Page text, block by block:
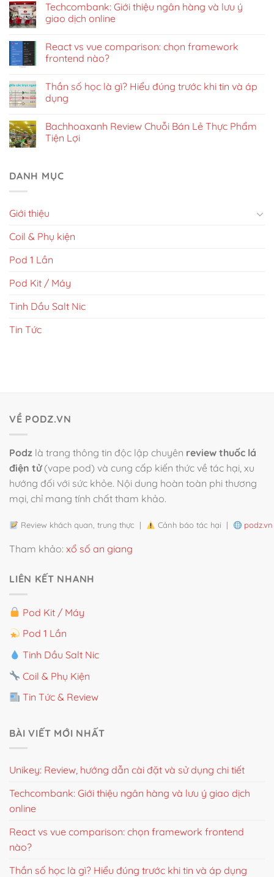
Techcombank: Giới thiệu ngân hàng và lưu ý
giao dịch online
React vs vue comparison: chọn framework
frontend nào?
Thần số học là gì? Hiểu đúng trước khi tin và áp
dụng
Bachhoaxanh Review Chuỗi Bán Lẻ Thực Phẩm
Tiện Lợi
DANH MỤC
Giới thiệu
Coil & Phụ kiện
Pod 1 Lần
Pod Kit / Máy
Tinh Dầu Salt Nic
Tin Tức
VỀ PODZ.VN
Podz là trang thông tin độc lập chuyên review thuốc lá
điện tử(vape pod) và cung cấp kiến thức về tác hại, xu
hướng đối với sức khỏe. Nội dung hoàn toàn phi thương
mại, chỉ mang tính chất tham khảo.
Review khách quan, trung thực | Cảnh báo tác hại | podz.vn
Tham khảo: xổ số an giang
LIÊN KẾT NHANH
Pod Kit / Máy
Pod 1 Lần
Tinh Dầu Salt Nic
Coil & Phụ Kiện
Tin Tức & Review
BÀI VIẾT MỚI NHẤT
Unikey: Review, hướng dẫn cài đặt và sử dụng chi tiết
Techcombank: Giới thiệu ngân hàng và lưu ý giao dịch
online
React vs vue comparison: chọn framework frontend
nào?
Thần số học là gì? Hiểu đúng trước khi tin và áp dụng